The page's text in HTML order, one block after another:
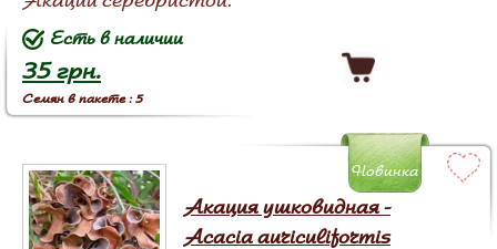
35 грн.
Есть в наличии
Семян в пакете : 5
Акация ушковидная -
Acacia auriculiformis
Новинка